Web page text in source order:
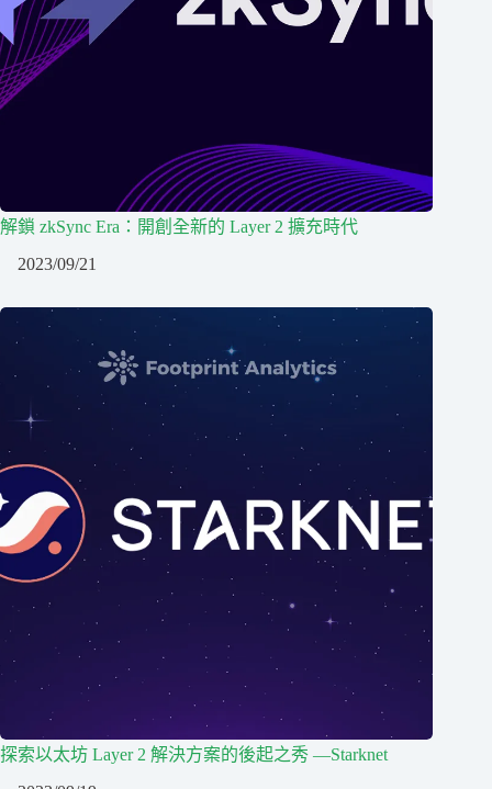
解鎖 zkSync Era：開創全新的 Layer 2 擴充時代
2023/09/21
探索以太坊 Layer 2 解決方案的後起之秀 —Starknet